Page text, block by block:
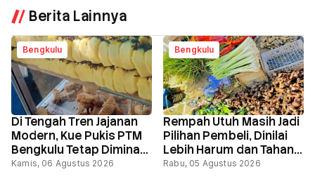
Berita Lainnya
Bengkulu
Di Tengah Tren Jajanan
Modern, Kue Pukis PTM
Bengkulu Tetap Diminati
Pembeli
Kamis, 06 Agustus 2026
Bengkulu
Rempah Utuh Masih Jadi
Pilihan Pembeli, Dinilai
Lebih Harum dan Tahan
Lama
Rabu, 05 Agustus 2026